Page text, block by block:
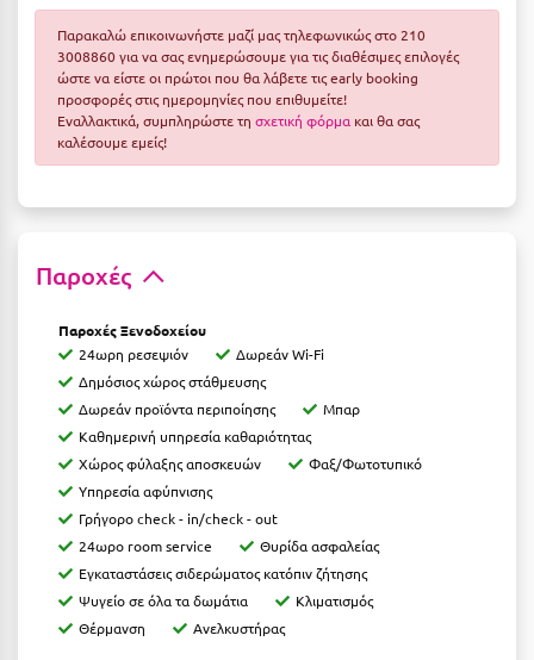
Ελούντα Κρήτης
Ερέτρια
Ερμιόνη
Εύβοια
Ζάκυνθος
Ηλεία
Ηράκλειο
Θάσος
Παρακαλώ επικοινωνήστε μαζί μας τηλεφωνικώς στο 210
3008860 για να σας ενημερώσουμε για τις διαθέσιμες επιλογές
ώστε να είστε οι πρώτοι που θα λάβετε τις early booking
προσφορές στις ημερομηνίες που επιθυμείτε!
Εναλλακτικά, συμπληρώστε τη σχετική φόρμακαι θα σας
καλέσουμε εμείς!
Παροχές
Παροχές Ξενοδοχείου
24ωρη ρεσεψιόν
Δωρεάν Wi-Fi
Δημόσιος χώρος στάθμευσης
Δωρεάν προϊόντα περιποίησης
Μπαρ
Καθημερινή υπηρεσία καθαριότητας
Χώρος φύλαξης αποσκευών
Φαξ/Φωτοτυπικό
Υπηρεσία αφύπνισης
Γρήγορο check - in/check - out
24ωρο room service
Θυρίδα ασφαλείας
Εγκαταστάσεις σιδερώματος κατόπιν ζήτησης
Ψυγείο σε όλα τα δωμάτια
Κλιματισμός
Θέρμανση
Ανελκυστήρας